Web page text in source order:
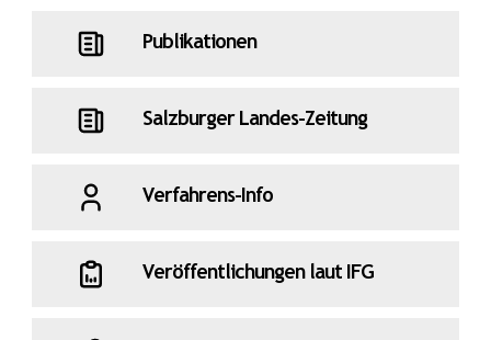
Publikationen
Salzburger Landes-Zeitung
Verfahrens-Info
Veröffentlichungen laut IFG